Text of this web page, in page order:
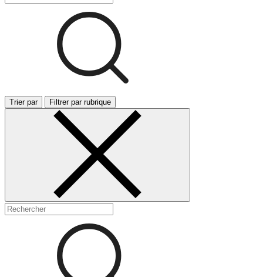
Trier par Filtrer par rubrique